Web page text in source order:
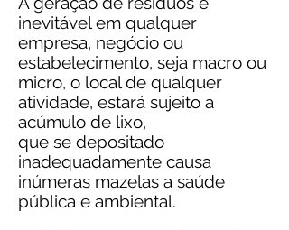
inevitável em qualquer
empresa, negócio ou
estabelecimento, seja macro ou
micro, o local de qualquer
atividade, estará sujeito a
acúmulo de lixo,
que se depositado
inadequadamente causa
inúmeras mazelas a saúde
pública e ambiental.